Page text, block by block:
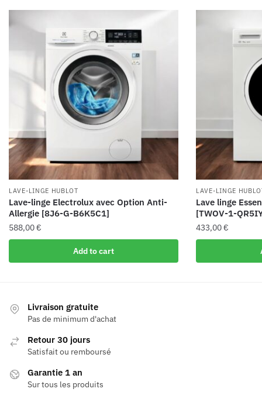
LAVE-LINGE HUBLOT
Lave-linge Electrolux avec Option Anti-
Allergie [8J6-G-B6K5C1]
588,00€
Add to cart
LAVE-LINGE
Lave linge
[TWOV-1-
433,00€
Livraison gratuite
Pas de minimum d'achat
Retour 30 jours
Satisfait ou remboursé
Garantie 1 an
Sur tous les produits